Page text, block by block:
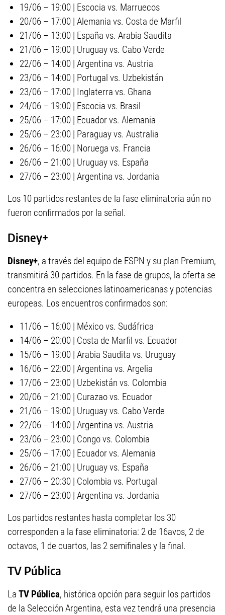
19/06 – 19:00 | Escocia vs. Marruecos
20/06 – 17:00 | Alemania vs. Costa de Marfil
21/06 – 13:00 | España vs. Arabia Saudita
21/06 – 19:00 | Uruguay vs. Cabo Verde
22/06 – 14:00 | Argentina vs. Austria
23/06 – 14:00 | Portugal vs. Uzbekistán
23/06 – 17:00 | Inglaterra vs. Ghana
24/06 – 19:00 | Escocia vs. Brasil
25/06 – 17:00 | Ecuador vs. Alemania
25/06 – 23:00 | Paraguay vs. Australia
26/06 – 16:00 | Noruega vs. Francia
26/06 – 21:00 | Uruguay vs. España
27/06 – 23:00 | Argentina vs. Jordania
Los 10 partidos restantes de la fase eliminatoria aún no
fueron confirmados por la señal.
Disney+
Disney+, a través del equipo de ESPN y su plan Premium,
transmitirá 30 partidos. En la fase de grupos, la oferta se
concentra en selecciones latinoamericanas y potencias
europeas. Los encuentros confirmados son:
11/06 – 16:00 | México vs. Sudáfrica
14/06 – 20:00 | Costa de Marfil vs. Ecuador
15/06 – 19:00 | Arabia Saudita vs. Uruguay
16/06 – 22:00 | Argentina vs. Argelia
17/06 – 23:00 | Uzbekistán vs. Colombia
20/06 – 21:00 | Curazao vs. Ecuador
21/06 – 19:00 | Uruguay vs. Cabo Verde
22/06 – 14:00 | Argentina vs. Austria
23/06 – 23:00 | Congo vs. Colombia
25/06 – 17:00 | Ecuador vs. Alemania
26/06 – 21:00 | Uruguay vs. España
27/06 – 20:30 | Colombia vs. Portugal
27/06 – 23:00 | Argentina vs. Jordania
Los partidos restantes hasta completar los 30
corresponden a la fase eliminatoria: 2 de 16avos, 2 de
octavos, 1 de cuartos, las 2 semifinales y la final.
TV Pública
La TV Pública, histórica opción para seguir los partidos
de la Selección Argentina, esta vez tendrá una presencia